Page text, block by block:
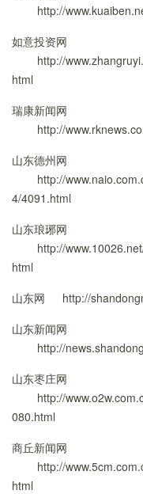
http://
如意投资网
http://
html
瑞康新闻网
http://
山东德州网
http://
4/4091.html
山东琅琊网
http://
html
山东网
http://
山东新闻网
http://
山东枣庄网
http://
080.html
商丘新闻网
http://
html